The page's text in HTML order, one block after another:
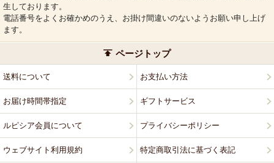
生しております。
電話番号をよくお確かめのうえ、お掛け間違いのないようお願い申し上げ
ます。
ページトップ
送料について お支払い方法
お届け時間帯指定 ギフトサービス
ルピシア会員について プライバシーポリシー
ウェブサイト利用規約 特定商取引法に基づく表記